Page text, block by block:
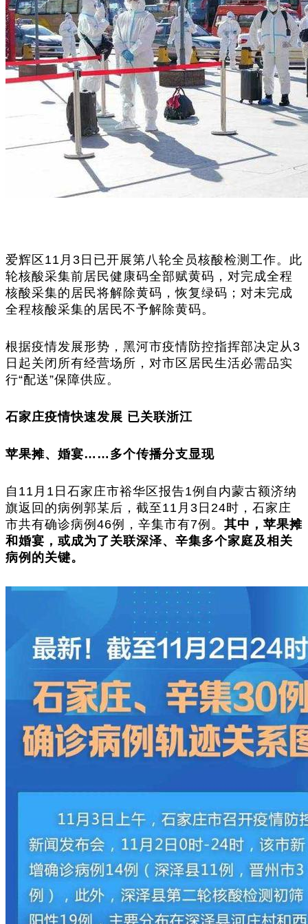
爱辉区11月3日已开展第八轮全员核酸检测工作。此
轮核酸采集前居民健康码全部赋黄码，对完成全程
核酸采集的居民将解除黄码，恢复绿码；对未完成
全程核酸采集的居民不予解除黄码。
根据疫情发展形势，黑河市疫情防控指挥部决定从3
日起关闭所有经营场所，对市区居民生活必需品实
行“配送”保障供应。
石家庄疫情快速发展 已关联浙江
苹果摊、婚宴……多个传播分支显现
自11月1日石家庄市裕华区报告1例自内蒙古额济纳
旗返回的病例郭某后，截至11月3日24时，石家庄
市共有确诊病例46例，辛集市有7例。 其中，苹果摊
和婚宴，或成为了关联深泽、辛集多个家庭及相关
病例的关键。